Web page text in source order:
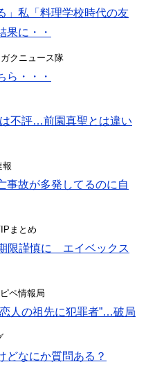
」私「料理学校時代の友
果に・・
クニュース隊
ら・・・
不評…前園真聖とは違い
報
事故が多発してるのに自
まとめ
限謹慎に エイベックス
ペ情報局
人の祖先に犯罪者”…破局
どなにか質問ある？